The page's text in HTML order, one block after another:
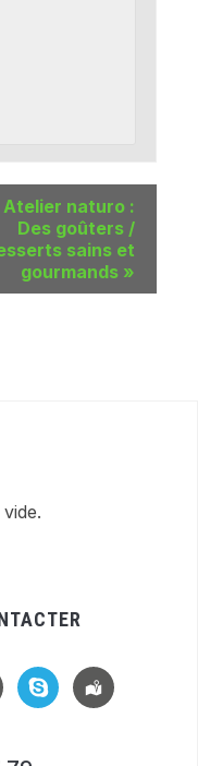
Atelier naturo :
Des goûters /
sains et
gourmands »
skype
location-
alt